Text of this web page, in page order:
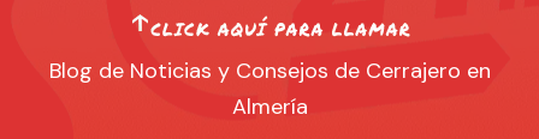
Blog de Noticias y Consejos de Cerrajero en
Almería